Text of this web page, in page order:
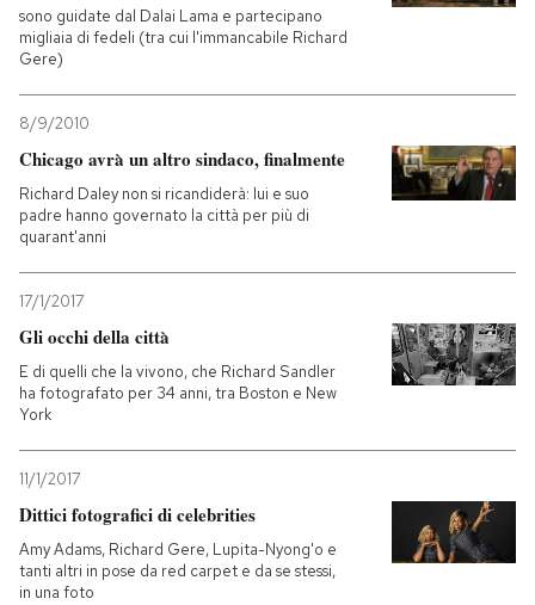
sono guidate dal Dalai Lama e partecipano
migliaia di fedeli (tra cui l'immancabile Richard
Gere)
8/9/2010
Chicago avrà un altro sindaco, finalmente
Richard Daley non si ricandiderà: lui e suo
padre hanno governato la città per più di
quarant'anni
17/1/2017
Gli occhi della città
E di quelli che la vivono, che Richard Sandler
ha fotografato per 34 anni, tra Boston e New
York
11/1/2017
Dittici fotografici di celebrities
Amy Adams, Richard Gere, Lupita-Nyong'o e
tanti altri in pose da red carpet e da se stessi,
in una foto